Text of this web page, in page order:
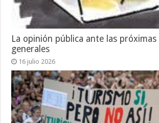
La opinión pública ante las próximas
generales
16 julio 2026